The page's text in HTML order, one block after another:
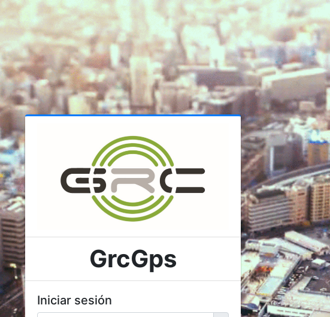
GrcGps
Iniciar sesión